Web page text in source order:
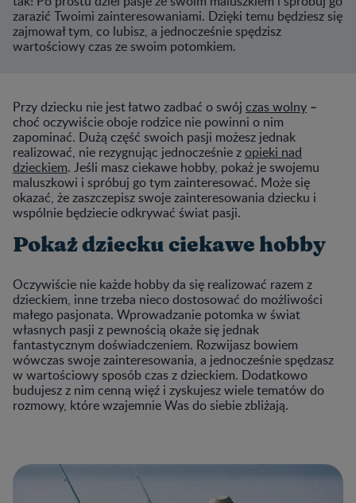
zarazić Twoimi zainteresowaniami. Dzięki temu będziesz się
zajmował tym, co lubisz, a jednocześnie spędzisz
wartościowy czas ze swoim potomkiem.
Przy dziecku nie jest łatwo zadbać o swój czas wolny –
choć oczywiście oboje rodzice nie powinni o nim
zapominać. Dużą część swoich pasji możesz jednak
realizować, nie rezygnując jednocześnie zopieki nad
dzieckiem. Jeśli masz ciekawe hobby, pokaż je swojemu
maluszkowi i spróbuj go tym zainteresować. Może się
okazać, że zaszczepisz swoje zainteresowania dziecku i
wspólnie będziecie odkrywać świat pasji.
Pokaż dziecku ciekawe hobby
Oczywiście nie każde hobby da się realizować razem z
dzieckiem, inne trzeba nieco dostosować do możliwości
małego pasjonata. Wprowadzanie potomka w świat
własnych pasji z pewnością okaże się jednak
fantastycznym doświadczeniem. Rozwijasz bowiem
wówczas swoje zainteresowania, a jednocześnie spędzasz
w wartościowy sposób czas z dzieckiem. Dodatkowo
budujesz z nim cenną więź i zyskujesz wiele tematów do
rozmowy, które wzajemnie Was do siebie zbliżają.